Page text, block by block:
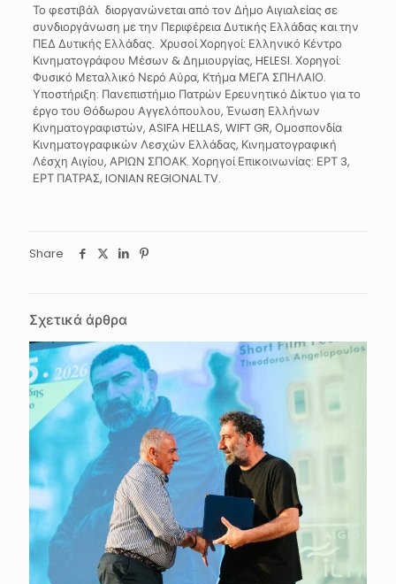
Το φεστιβάλ διοργανώνεται από τον Δήμο Αιγιαλείας σε
συνδιοργάνωση με την Περιφέρεια Δυτικής Ελλάδας και την
ΠΕΔ Δυτικής Ελλάδας. Χρυσοί Χορηγοί: Ελληνικό Κέντρο
Κινηματογράφου Μέσων & Δημιουργίας, HELESI. Χορηγοί:
Φυσικό Μεταλλικό Νερό Αύρα, Κτήμα ΜΕΓΑ ΣΠΗΛΑΙΟ.
Υποστήριξη: Πανεπιστήμιο Πατρών Ερευνητικό Δίκτυο για το
έργο του Θόδωρου Αγγελόπουλου, Ένωση Ελλήνων
Κινηματογραφιστών, ASIFA HELLAS, WIFT GR, Ομοσπονδία
Κινηματογραφικών Λεσχών Ελλάδας, Κινηματογραφική
Λέσχη Αιγίου, ΑΡΙΩΝ ΣΠΟΑΚ. Χορηγοί Επικοινωνίας: ΕΡΤ 3,
ΕΡΤ ΠΑΤΡΑΣ, IONIAN REGIONAL TV.
Share
Σχετικά άρθρα